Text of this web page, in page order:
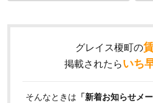
グレイス榎町の
掲載されたらいち
そんなときは 「新着お知らせメー